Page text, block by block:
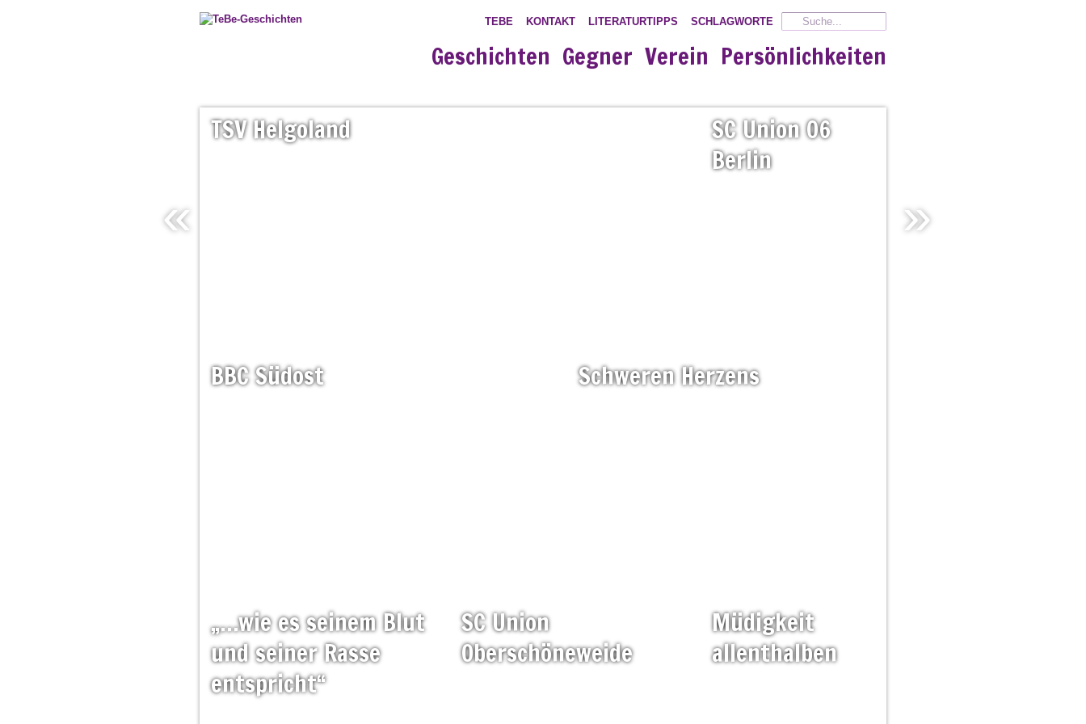
TEBE KONTAKT LITERATURTIPPS SCHLAGWORTE
Geschichten Gegner Verein Persönlichkeiten
« »
TSVHelgoland SCUnion06
Berlin
BBCSüdost SchwerenHerzens
„…wieesseinemBlut
undseinerRasse
entspricht“
SCUnion
Oberschöneweide
Müdigkeit
allenthalben